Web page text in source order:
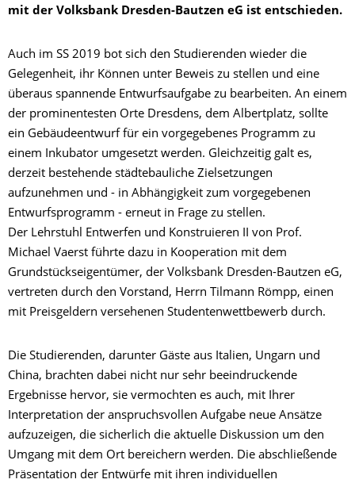
mit der Volksbank Dresden-Bautzen eG ist entschieden.
Auch im SS 2019 bot sich den Studierenden wieder die
Gelegenheit, ihr Können unter Beweis zu stellen und eine
überaus spannende Entwurfsaufgabe zu bearbeiten. An einem
der prominentesten Orte Dresdens, dem Albertplatz, sollte
ein Gebäudeentwurf für ein vorgegebenes Programm zu
einem Inkubator umgesetzt werden. Gleichzeitig galt es,
derzeit bestehende städtebauliche Zielsetzungen
aufzunehmen und - in Abhängigkeit zum vorgegebenen
Entwurfsprogramm - erneut in Frage zu stellen.
Der Lehrstuhl Entwerfen und Konstruieren II von Prof.
Michael Vaerst führte dazu in Kooperation mit dem
Grundstückseigentümer, der Volksbank Dresden-Bautzen eG,
vertreten durch den Vorstand, Herrn Tilmann Römpp, einen
mit Preisgeldern versehenen Studentenwettbewerb durch.
Die Studierenden, darunter Gäste aus Italien, Ungarn und
China, brachten dabei nicht nur sehr beeindruckende
Ergebnisse hervor, sie vermochten es auch, mit Ihrer
Interpretation der anspruchsvollen Aufgabe neue Ansätze
aufzuzeigen, die sicherlich die aktuelle Diskussion um den
Umgang mit dem Ort bereichern werden. Die abschließende
Präsentation der Entwürfe mit ihren individuellen